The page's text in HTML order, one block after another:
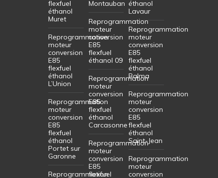
flexfuel
éthanol
Muret
Reprogrammation
moteur
conversion
E85
flexfuel
éthanol
L’Union
Reprogrammation
moteur
conversion
E85
flexfuel
éthanol
Portet sur
Garonne
Reprogrammation
Montauban
Reprogrammation
moteur
conversion
E85
flexfuel
éthanol 09
Reprogrammation
moteur
conversion
E85
flexfuel
éthanol
Carcasonne
Reprogrammation
moteur
conversion
E85
flexfuel
éthanol
Lavaur
Reprogrammation
moteur
conversion
E85
flexfuel
éthanol
Balma
Reprogrammation
moteur
conversion
E85
flexfuel
éthanol
Saint-Jean
Reprogrammation
moteur
conversion